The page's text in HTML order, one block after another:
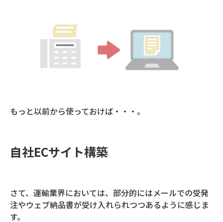
もっと以前から使っておけば・・・。
自社ECサイト構築
さて、運輸業界においては、部分的にはメールでの受発
注やウェブ納品書が受け入れられつつあるように感じま
す。